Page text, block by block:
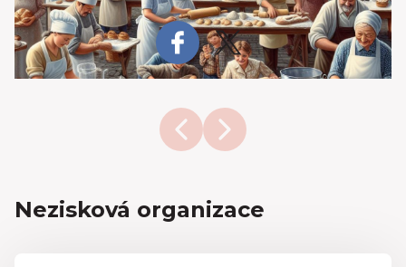
Nezisková organizace